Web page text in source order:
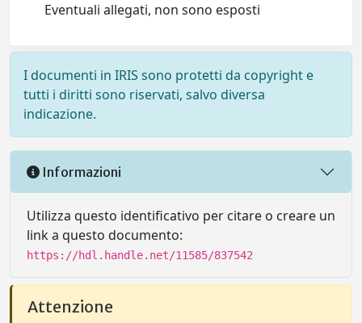
Eventuali allegati, non sono esposti
I documenti in IRIS sono protetti da copyright e
tutti i diritti sono riservati, salvo diversa
indicazione.
Informazioni
Utilizza questo identificativo per citare o creare un
link a questo documento:
https://hdl.handle.net/11585/837542
Attenzione